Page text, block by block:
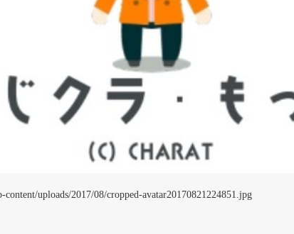
uploads/2017/08/cropped-avatar20170821224851.jpg